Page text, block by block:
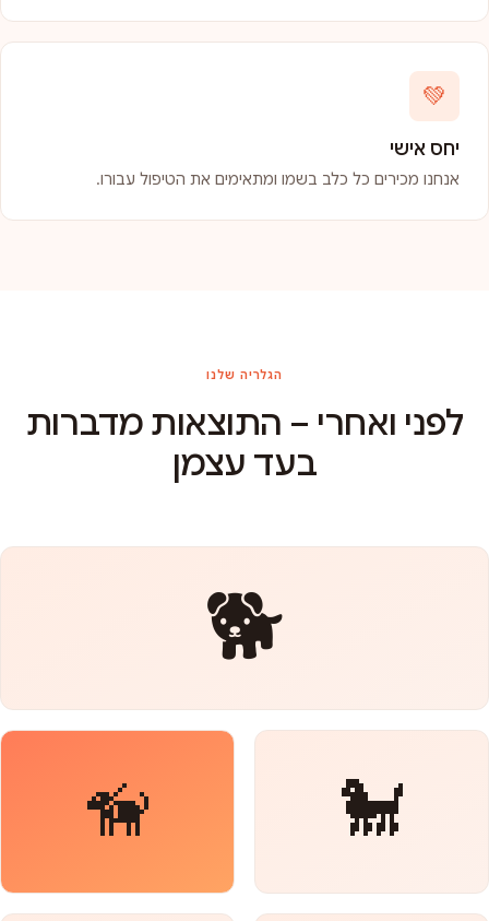
💚
יחס אישי
אנחנו מכירים כל כלב בשמו ומתאימים את הטיפול עבורו.
הגלריה שלנו
לפני ואחרי – התוצאות מדברות
בעד עצמן
🐕
🐩
🦮